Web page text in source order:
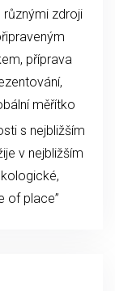
různými zdroji
příprava
měřítko
s nejbližším
v nejbližším
of place”